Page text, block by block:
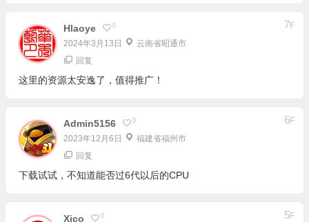
Hlaoye 0
2024年3月13日 云南省昭通市
7F
回复
这里的资源太安逸了，值得推广！
Admin5156 0
2023年12月6日 福建省福州市
6F
回复
下载试试，不知道能否过6代以后的CPU
Xico 0 5F